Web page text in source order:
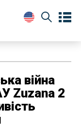
війна
Zuzana 2